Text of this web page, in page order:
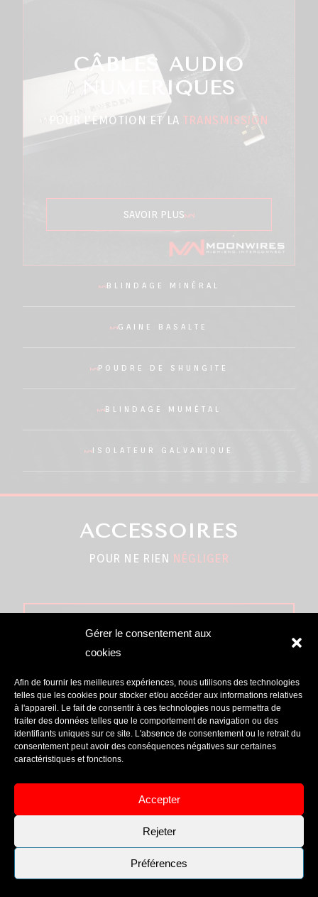
Gérer le consentement aux
cookies
Afin de fournir les meilleures expériences, nous utilisons des technologies
telles que les cookies pour stocker et/ou accéder aux informations relatives
à l'appareil. Le fait de consentir à ces technologies nous permettra de
traiter des données telles que le comportement de navigation ou des
identifiants uniques sur ce site. L'absence de consentement ou le retrait du
consentement peut avoir des conséquences négatives sur certaines
caractéristiques et fonctions.
Accepter
Rejeter
Préférences
BLINDAGE MINÉRAL
GAINE BASALTE
POUDRE DE SHUNGITE
BLINDAGE MUMÉTAL
ISOLATEUR GALVANIQUE
CÂBLES AUDIO
NUMÉRIQUES
POUR L'ÉMOTION ET LA TRANSMISSION
SAVOIR PLUS
ACCESSOIRES
POUR NE RIEN NÉGLIGER
DISTRIBUTEUR DE
COURANT
DISTRIBUER
SAVOIR PLUS